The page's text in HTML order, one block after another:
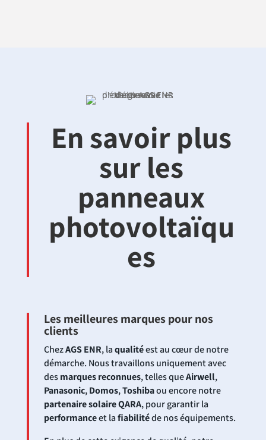
En savoir plus
sur les
panneaux
photovoltaïqu
es
Les meilleures marques pour nos
clients
ChezAGS ENR, laqualitéest au cœur de notre
démarche. Nous travaillons uniquement avec
desmarques reconnues, telles queAirwell,
Panasonic,Domos,Toshibaou encore notre
partenaire solaire QARA, pour garantir la
performanceet lafiabilitéde nos équipements.